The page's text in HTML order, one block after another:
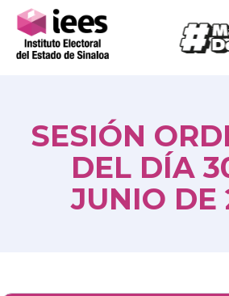
SESIÓN
DEL DÍA
JUNIO DE